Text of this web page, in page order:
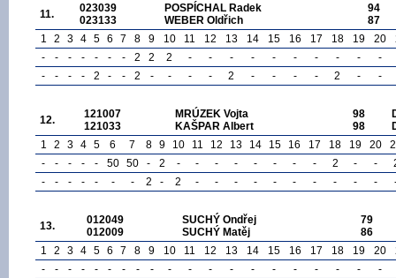
11.
023039
023133
POSPÍCHAL Radek
WEBER Oldřich
94
87
1
2 3 4 5 6 7 8 9 10 11 12 13 14 15 16 17 18 19 20
-
- - - - - - 2 2 2 - - - - - - - - -
-
-
- - - 2 - - 2 - - - - 2 - - - - 2 - -
12.
121007
121033
MRÚZEK Vojta
KAŠPAR Albert
98
98
1
2 3 4 5 6 7 8 9 10 11 12 13 14 15 16 17 18 19 20
-
- - - - 50 50 - 2 - - - - - - - - 2 - -
-
- - - - - - 2 - 2 - - - - - - - - - -
13.
012049
012009
SUCHÝ Ondřej
SUCHÝ Matěj
79
86
1
2 3 4 5 6 7 8 9 10 11 12 13 14 15 16 17 18 19 20
-
- - - - - - - - - - - - - - - - - -
-